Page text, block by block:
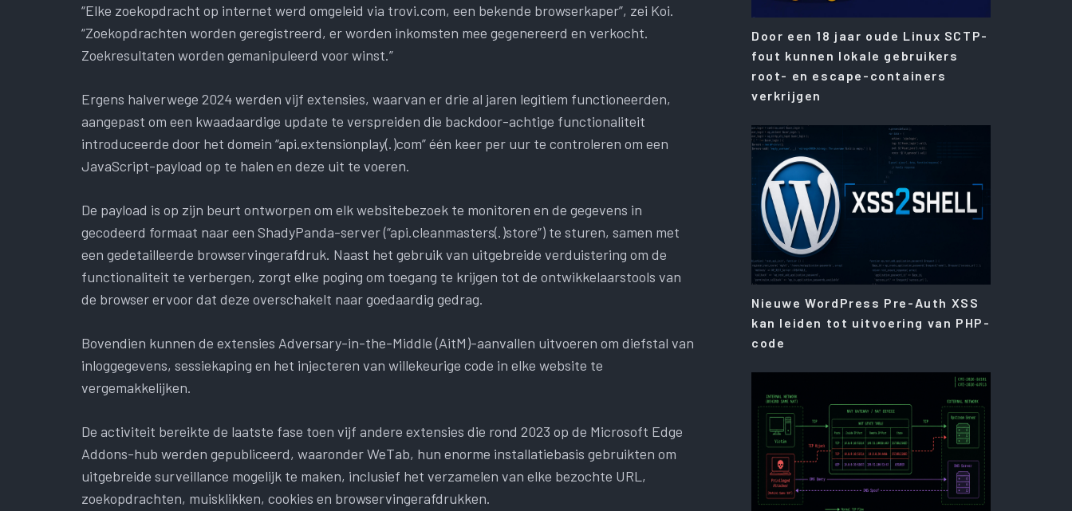
“Elke zoekopdracht op internet werd omgeleid via trovi.com, een bekende browserkaper”, zei Koi.
“Zoekopdrachten worden geregistreerd, er worden inkomsten mee gegenereerd en verkocht.
Zoekresultaten worden gemanipuleerd voor winst.”
Ergens halverwege 2024 werden vijf extensies, waarvan er drie al jaren legitiem functioneerden,
aangepast om een ​​kwaadaardige update te verspreiden die backdoor-achtige functionaliteit
introduceerde door het domein “api.extensionplay(.)com” één keer per uur te controleren om een ​​
JavaScript-payload op te halen en deze uit te voeren.
De payload is op zijn beurt ontworpen om elk websitebezoek te monitoren en de gegevens in
gecodeerd formaat naar een ShadyPanda-server (“api.cleanmasters(.)store”) te sturen, samen met
een gedetailleerde browservingerafdruk. Naast het gebruik van uitgebreide verduistering om de
functionaliteit te verbergen, zorgt elke poging om toegang te krijgen tot de ontwikkelaarstools van
de browser ervoor dat deze overschakelt naar goedaardig gedrag.
Bovendien kunnen de extensies Adversary-in-the-Middle (AitM)-aanvallen uitvoeren om diefstal van
inloggegevens, sessiekaping en het injecteren van willekeurige code in elke website te
vergemakkelijken.
De activiteit bereikte de laatste fase toen vijf andere extensies die rond 2023 op de Microsoft Edge
Addons-hub werden gepubliceerd, waaronder WeTab, hun enorme installatiebasis gebruikten om
uitgebreide surveillance mogelijk te maken, inclusief het verzamelen van elke bezochte URL,
zoekopdrachten, muisklikken, cookies en browservingerafdrukken.
Door een 18 jaar oude Linux SCTP-
fout kunnen lokale gebruikers
root- en escape-containers
verkrijgen
Nieuwe WordPress Pre-Auth XSS
kan leiden tot uitvoering van PHP-
code